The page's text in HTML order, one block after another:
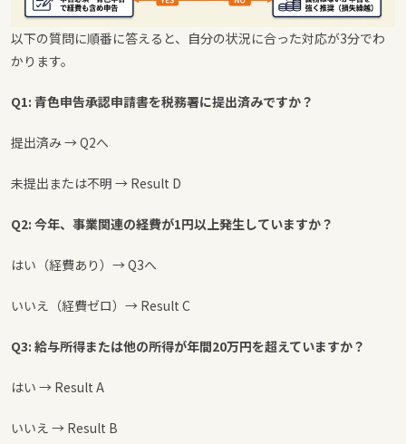
以下の質問に順番に答えると、自分の状況に合った対応が3分でわ
かります。
Q1: 青色申告承認申請書を税務署に提出済みですか？
提出済み → Q2へ
未提出または不明 → Result D
Q2: 今年、事業関連の経費が1円以上発生していますか？
はい（経費あり）→ Q3へ
いいえ（経費ゼロ）→ Result C
Q3: 給与所得または他の所得が年間20万円を超えていますか？
はい → Result A
いいえ → Result B